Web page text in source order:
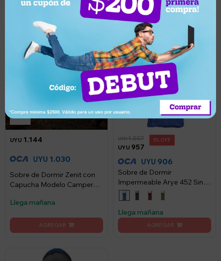
UYU 1.144
UYU 1.030
Sobre de Dormir Zenit con
Capucha Modelo Camper
Llega mañana
UYU 957
UYU1.007 5
UYU 906
Sobre de Dormir
Impermeable Arye 452 Sin
Capucha 180×75cm - Azul
Llega mañana